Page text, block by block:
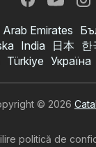
Emirates
India 日本 한
Türkiye Україна
© 2026
politică de